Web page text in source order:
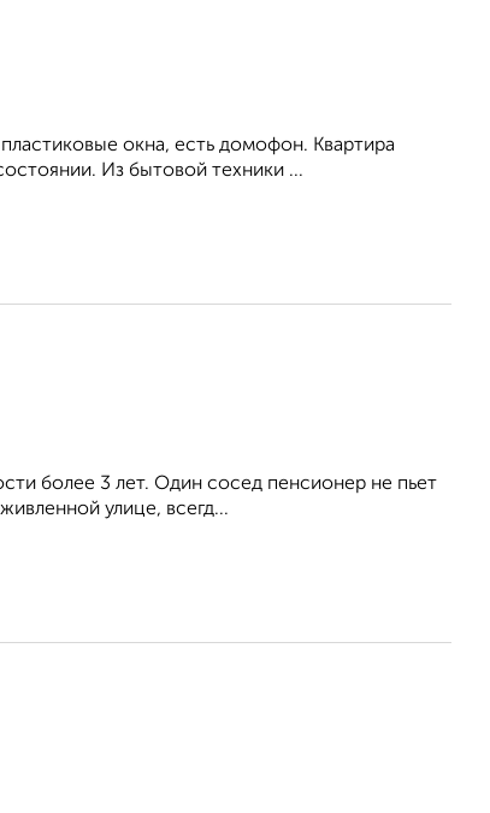
окна, есть домофон. Квартира
Из бытовой техники ...
более 3 лет. Один сосед пенсионер не пьет
улице, всегд...